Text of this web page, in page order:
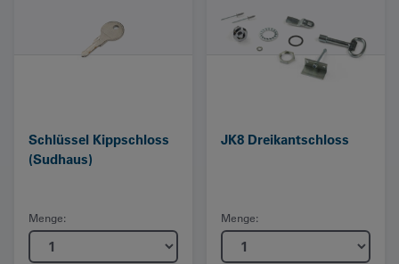
Schlüssel Kippschloss
(Sudhaus)
Menge:
JK8 Dreikantschloss
Menge: